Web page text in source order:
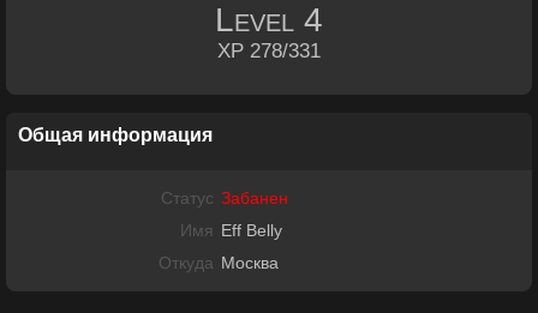
Level 4
XP 278/331
Общая информация
Статус Забанен
Имя Eff Belly
Откуда Москва